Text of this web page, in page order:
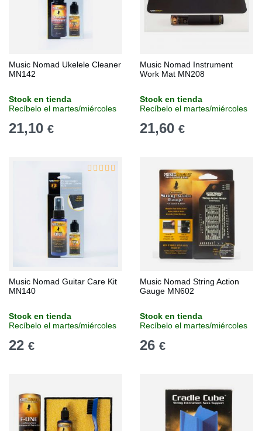
Music Nomad Ukelele Cleaner
MN142
Stock en tienda
Recíbelo el martes/miércoles
21,10 €
Music Nomad Instrument
Work Mat MN208
Stock en tienda
Recíbelo el martes/miércoles
21,60 €
Music Nomad Guitar Care Kit
MN140
Stock en tienda
Recíbelo el martes/miércoles
22 €
Music Nomad String Action
Gauge MN602
Stock en tienda
Recíbelo el martes/miércoles
26 €